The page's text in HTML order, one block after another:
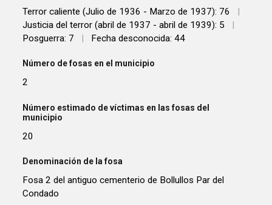
Terror caliente (Julio de 1936 - Marzo de 1937): 76
|
Justicia del terror (abril de 1937 - abril de 1939): 5
|
Posguerra: 7
| Fecha desconocida: 44
Número de fosas en el municipio
2
Número estimado de víctimas en las fosas del
municipio
20
Denominación de la fosa
Fosa 2 del antiguo cementerio de Bollullos Par del
Condado